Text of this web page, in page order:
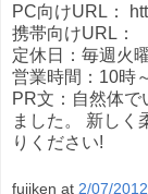
PC向けURL：
携帯向けURL：
定休日：毎週火
営業時間：10時
PR文：自然体で
ました。 新しく
りください!
fujiken at 2/07/